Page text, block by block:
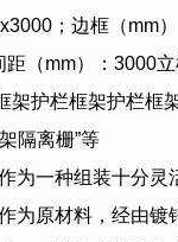
；边框（mm
（mm）：3000
架护栏框架护栏
隔离栅”等
一种组装十分灵
为原材料，经由